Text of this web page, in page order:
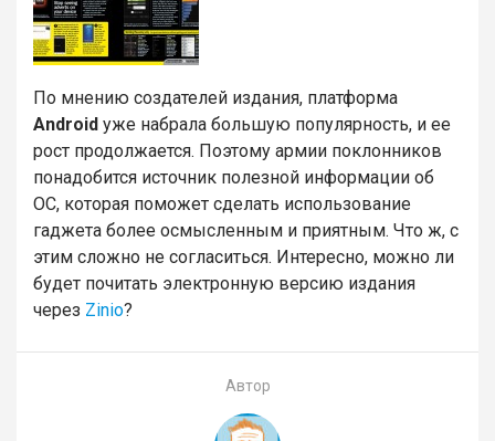
По мнению создателей издания, платформа
Android уже набрала большую популярность, и ее
рост продолжается. Поэтому армии поклонников
понадобится источник полезной информации об
ОС, которая поможет сделать использование
гаджета более осмысленным и приятным. Что ж, с
этим сложно не согласиться. Интересно, можно ли
будет почитать электронную версию издания
через Zinio?
Автор